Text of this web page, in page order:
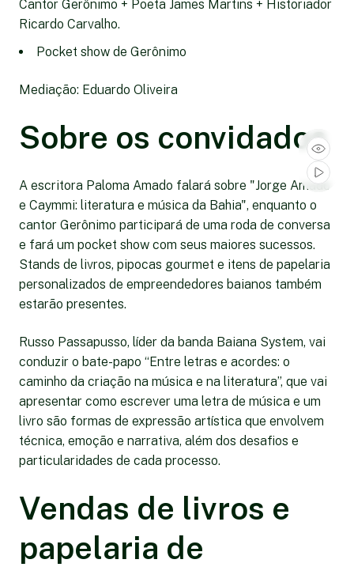
Cantor Gerônimo + Poeta James Martins + Historiador
Ricardo Carvalho.
Pocket show de Gerônimo
Mediação: Eduardo Oliveira
Sobre os convidados
A escritora Paloma Amado falará sobre "Jorge Amado
e Caymmi: literatura e música da Bahia", enquanto o
cantor Gerônimo participará de uma roda de conversa
e fará um pocket show com seus maiores sucessos.
Stands de livros, pipocas gourmet e itens de papelaria
personalizados de empreendedores baianos também
estarão presentes.
Russo Passapusso, líder da banda Baiana System, vai
conduzir o bate-papo “Entre letras e acordes: o
caminho da criação na música e na literatura”, que vai
apresentar como escrever uma letra de música e um
livro são formas de expressão artística que envolvem
técnica, emoção e narrativa, além dos desafios e
particularidades de cada processo.
Vendas de livros e
papelaria de